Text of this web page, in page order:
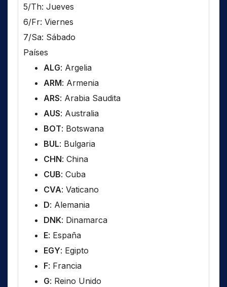
5/Th: Jueves
6/Fr: Viernes
7/Sa: Sábado
Países
ALG: Argelia
ARM: Armenia
ARS: Arabia Saudita
AUS: Australia
BOT: Botswana
BUL: Bulgaria
CHN: China
CUB: Cuba
CVA: Vaticano
D: Alemania
DNK: Dinamarca
E: España
EGY: Egipto
F: Francia
G: Reino Unido